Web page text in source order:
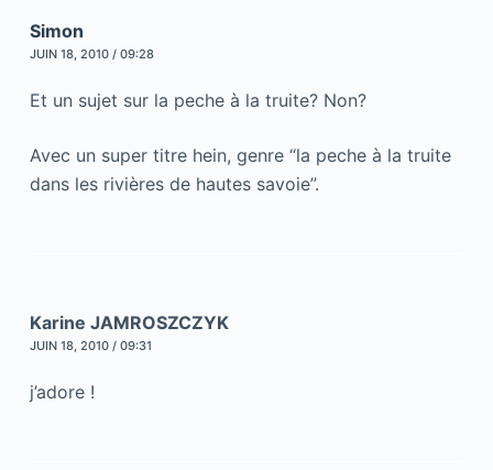
Simon
JUIN 18, 2010 / 09:28
Et un sujet sur la peche à la truite? Non?
Avec un super titre hein, genre “la peche à la truite
dans les rivières de hautes savoie”.
Karine JAMROSZCZYK
JUIN 18, 2010 / 09:31
j’adore !